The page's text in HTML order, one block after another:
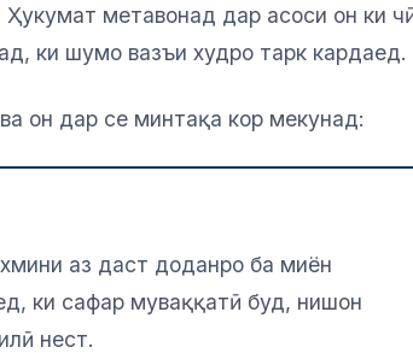
метавонад дар асоси он ки
ки шумо вазъи худро тарк кардаед.
он дар се минтақа кор мекунад:
аз даст доданро ба миён
ки сафар муваққатӣ буд, нишон
нест.